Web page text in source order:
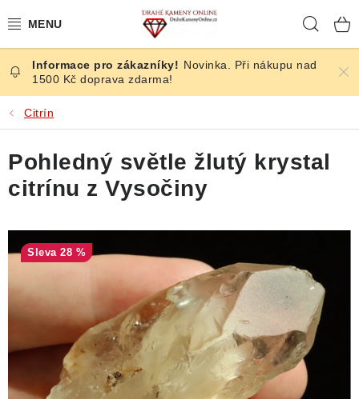
na
ČESKÉ KAMENY
ŠPERKY
KAMENY ZE SVĚTA
BROUŠENÉ
SLEVY
KRYSTALY
Novinka. Při nákupu nad
1500 Kč doprava zdarma!
Citrín
Pohledný světle žlutý krystal
citrínu z Vysočiny
28 %